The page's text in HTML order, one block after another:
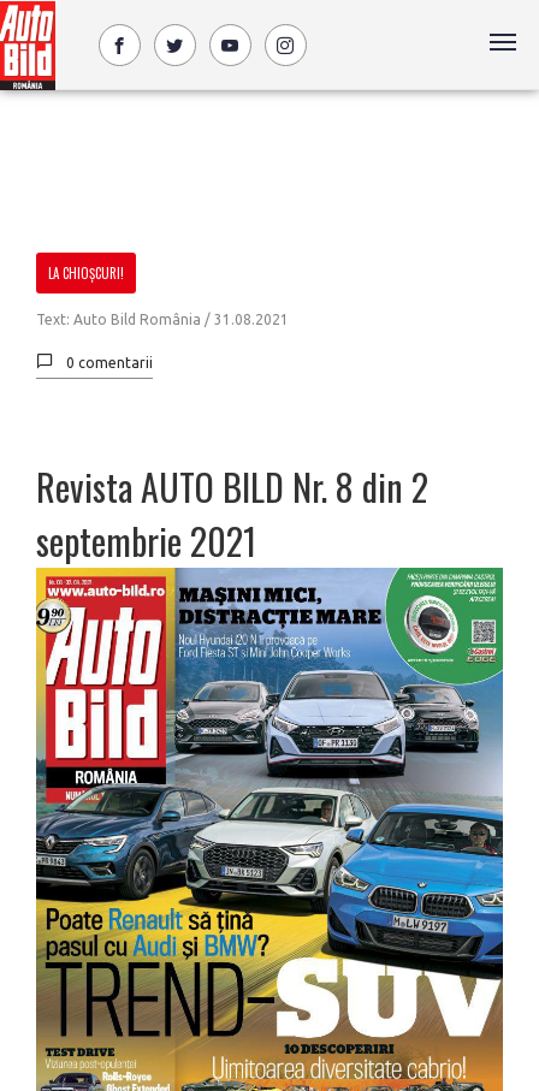
LA CHIOȘCURI!
Text: Auto Bild România / 31.08.2021
0 comentarii
Revista AUTO BILD Nr. 8 din 2
septembrie 2021